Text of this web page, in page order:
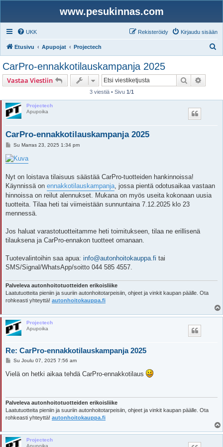
www.pesukinnas.com
UKK Kirjaudu sisään
Rekisteröidy
Etusivu Apupojat Projectech
CarPro-ennakkotilauskampanja 2025
Vastaa Viestiin Etsi
3 viestiä • Sivu 1/1
Projectech
Apupoika
CarPro-ennakkotilauskampanja 2025
V
e
s
Su Marras 23, 2025 1:34 pm
Nyt on loistava tilaisuus säästää CarPro-tuotteiden hankinnoissa!
Käynnissä on ennakkotilauskampanja , jossa pientä odotusaikaa vastaan
hinnoissa on reilut alennukset. Mukana on myös useita kokonaan uusia
tuotteita. Tilaa heti tai viimeistään sunnuntaina 7.12.2025 klo 23
mennessä.
Jos haluat varastotuotteitamme heti toimitukseen, tilaa ne erillisenä
tilauksena ja CarPro-ennakon tuotteet omanaan.
Tuotevalintoihin saa apua: info@autonhoitokauppa.fi tai
SMS/Signal/WhatsApp/soitto 044 585 4557.
Palveleva autonhoitotuotteiden erikoisliike
Laatutuotteita pieniin ja suuriin autonhoitotarpeisiin, ohjeet ja vinkit kaupan päälle. Ota
rohkeasti yhteyttä! autonhoitokauppa.fi
l
Projectech
Apupoika
Re: CarPro-ennakkotilauskampanja 2025
V
e
s
Su Joulu 07, 2025 7:56 am
Vielä on hetki aikaa tehdä CarPro-ennakkotilaus
Palveleva autonhoitotuotteiden erikoisliike
Laatutuotteita pieniin ja suuriin autonhoitotarpeisiin, ohjeet ja vinkit kaupan päälle. Ota
rohkeasti yhteyttä! autonhoitokauppa.fi
l
Projectech
Apupoika